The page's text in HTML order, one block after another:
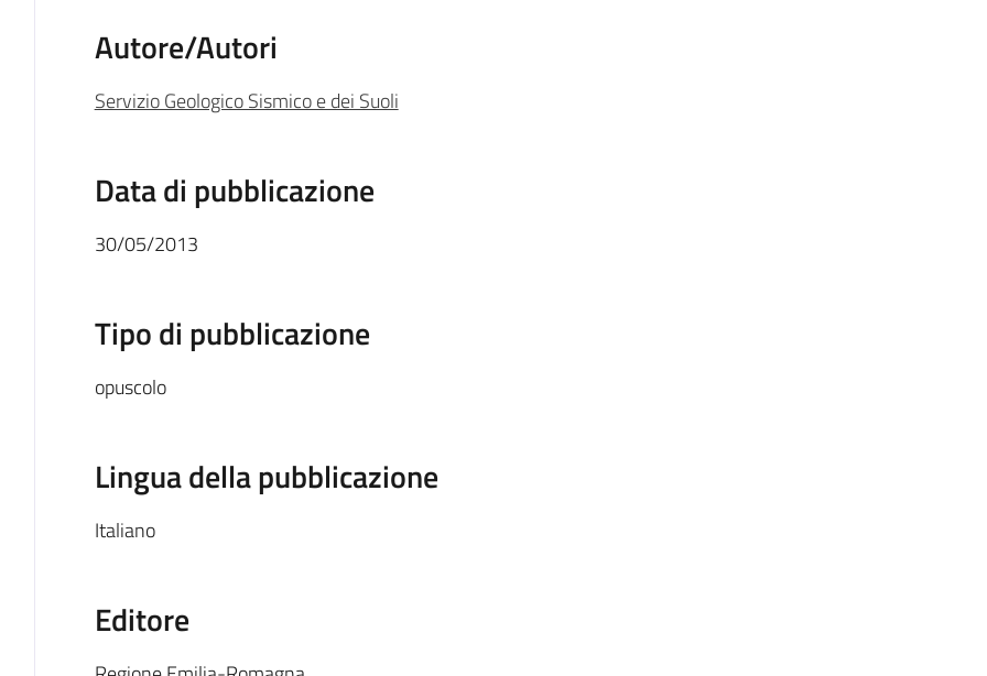
Autore/Autori
Servizio Geologico Sismico e dei Suoli
Data di pubblicazione
30/05/2013
Tipo di pubblicazione
opuscolo
Lingua della pubblicazione
Italiano
Editore